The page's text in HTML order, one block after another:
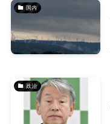
国内
政治